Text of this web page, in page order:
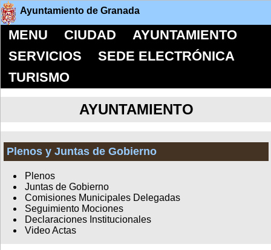
Ayuntamiento de Granada
MENU CIUDAD
AYUNTAMIENTO
SERVICIOS
SEDE ELECTRÓNICA
TURISMO
AYUNTAMIENTO
Plenos y Juntas de Gobierno
Plenos
Juntas de Gobierno
Comisiones Municipales Delegadas
Seguimiento Mociones
Declaraciones Institucionales
Video Actas